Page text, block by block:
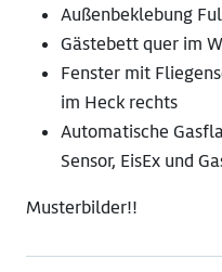
Außenbeklebung
Gästebett quer im
Fenster mit
im Heck rechts
Automatische
Sensor, EisEx und
Musterbilder!!